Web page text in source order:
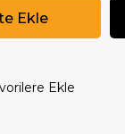
Ekle